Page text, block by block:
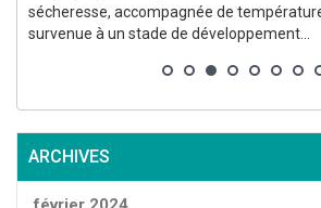
sécheresse, accompagnée de
survenue à un stade de développement...
ARCHIVES